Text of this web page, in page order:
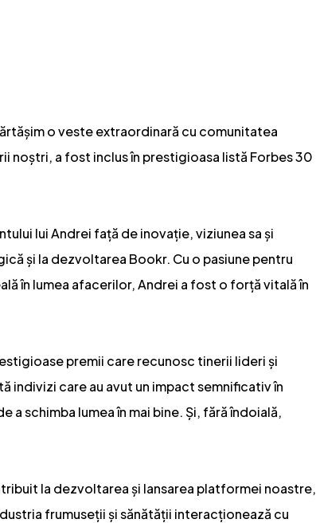
o veste extraordinară cu comunitatea
a fost inclus în prestigioasa listă Forbes 30
lui Andrei față de inovație, viziunea sa și
și la dezvoltarea Bookr. Cu o pasiune pentru
în lumea afacerilor, Andrei a fost o forță vitală în
premii care recunosc tinerii lideri și
indivizi care au avut un impact semnificativ în
schimba lumea în mai bine. Și, fără îndoială,
la dezvoltarea și lansarea platformei noastre,
frumuseții și sănătății interacționează cu